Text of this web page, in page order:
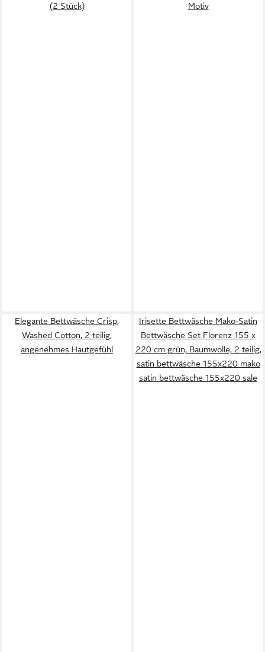
(2 Stück)
Motiv
Elegante Bettwäsche Crisp,
Washed Cotton, 2 teilig,
angenehmes Hautgefühl
Irisette Bettwäsche Mako-Satin
Bettwäsche Set Florenz 155 x
220 cm grün, Baumwolle, 2 teilig,
satin bettwäsche 155x220 mako
satin bettwäsche 155x220 sale